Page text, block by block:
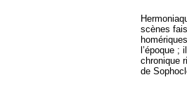
scènes
l’époque ;
chronique
de